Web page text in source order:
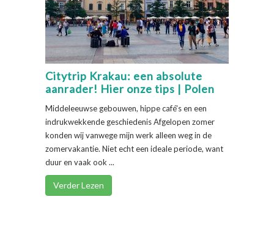
Citytrip Krakau: een absolute
aanrader! Hier onze tips | Polen
Middeleeuwse gebouwen, hippe café's en een
indrukwekkende geschiedenis Afgelopen zomer
konden wij vanwege mijn werk alleen weg in de
zomervakantie. Niet echt een ideale periode, want
duur en vaak ook ...
Verder Lezen